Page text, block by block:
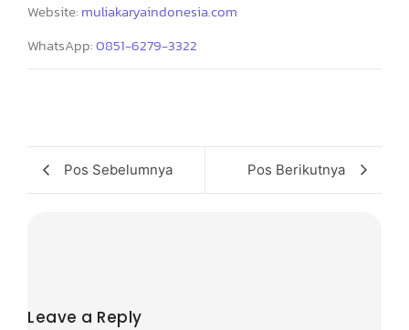
Website: muliakaryaindonesia.com
WhatsApp:0851-6279-3322
Pos Sebelumnya Pos Berikutnya
Leave a Reply